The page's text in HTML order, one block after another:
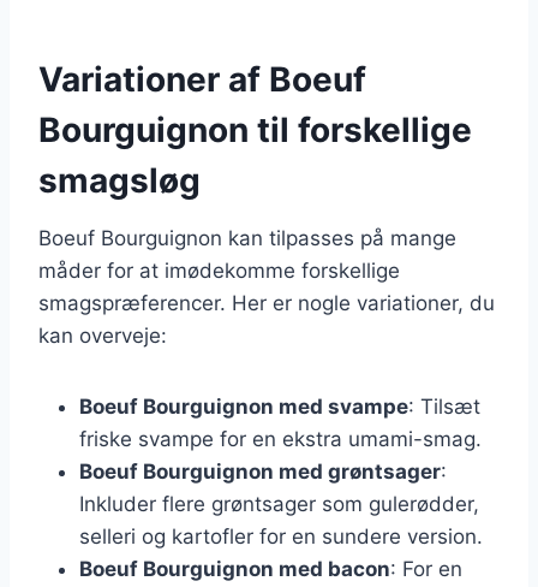
Variationer af Boeuf
Bourguignon til forskellige
smagsløg
Boeuf Bourguignon kan tilpasses på mange
måder for at imødekomme forskellige
smagspræferencer. Her er nogle variationer, du
kan overveje:
Boeuf Bourguignon med svampe: Tilsæt
friske svampe for en ekstra umami-smag.
Boeuf Bourguignon med grøntsager:
Inkluder flere grøntsager som gulerødder,
selleri og kartofler for en sundere version.
Boeuf Bourguignon med bacon: For en